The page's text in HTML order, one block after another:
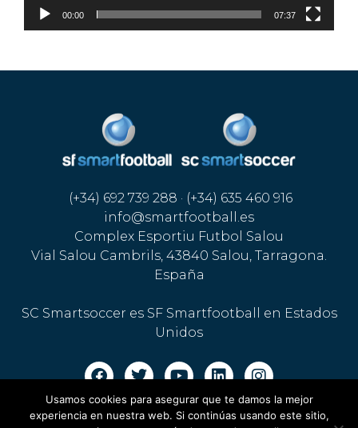
00:00 07:37
(+34) 692 739 288 · (+34) 635 460 916
info@smartfootball.es
Complex Esportiu Futbol Salou
Vial Salou Cambrils, 43840 Salou, Tarragona.
España
SC Smartsoccer es SF Smartfootball en Estados
Unidos
Aviso legal · Política de cookies·Política de privacidad
Usamos cookies para asegurar que te damos la mejor
experiencia en nuestra web. Si continúas usando este sitio,